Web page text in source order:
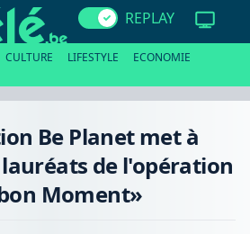
REPLAY
CULTURE LIFESTYLE ECONOMIE
Be Planet met à
de l'opération
Moment»